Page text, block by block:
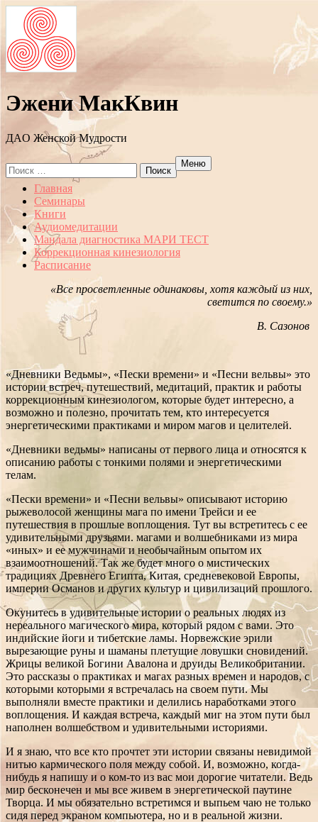
Эжени МакКвин
ДAO Женской Мудрости
Search
for:
Меню
Перейти
содержанию
Главная
Семинары
Книги
Аудиомедитации
Мандала диагностика МАРИ ТЕСТ
Коррекционная кинезиология
Расписание
«Все просветленные одинаковы, хотя каждый из них,
светится по своему.»
В. Сазонов
«Дневники Ведьмы», «Пески времени» и «Песни вельвы» это
истории встреч, путешествий, медитаций, практик и работы
коррекционным кинезиологом, которые будет интересно, а
возможно и полезно, прочитать тем, кто интересуется
энергетическими практиками и миром магов и целителей.
«Дневники ведьмы» написаны от первого лица и относятся к
описанию работы с тонкими полями и энергетическими
телам.
«Пески времени» и «Песни вельвы» описывают историю
рыжеволосой женщины мага по имени Трейси и ее
путешествия в прошлые воплощения. Тут вы встретитесь с ее
удивительными друзьями. магами и волшебниками из мира
«иных» и ее мужчинами и необычайным опытом их
взаимоотношений. Так же будет много о мистических
традициях Древнего Египта, Китая, средневековой Европы,
империи Османов и других культур и цивилизаций прошлого.
Окунитесь в удивительные истории о реальных людях из
нереального магического мира, который рядом с вами. Это
индийские йоги и тибетские ламы. Норвежские эрили
вырезающие руны и шаманы плетущие ловушки сновидений.
Жрицы великой Богини Авалона и друиды Великобритании.
Это рассказы о практиках и магах разных времен и народов, с
которыми которыми я встречалась на своем пути. Мы
выполняли вместе практики и делились наработками этого
воплощения. И каждая встреча, каждый миг на этом пути был
наполнен волшебством и удивительными историями.
И я знаю, что все кто прочтет эти истории связаны невидимой
нитью кармического поля между собой. И, возможно, когда-
нибудь я напишу и о ком-то из вас мои дорогие читатели. Ведь
мир бесконечен и мы все живем в энергетической паутине
Творца. И мы обязательно встретимся и выпьем чаю не только
сидя перед экраном компьютера, но и в реальной жизни.